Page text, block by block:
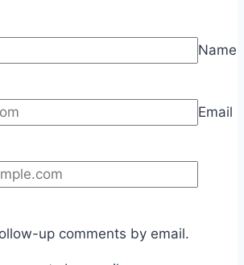
Name
Email
up comments by email.